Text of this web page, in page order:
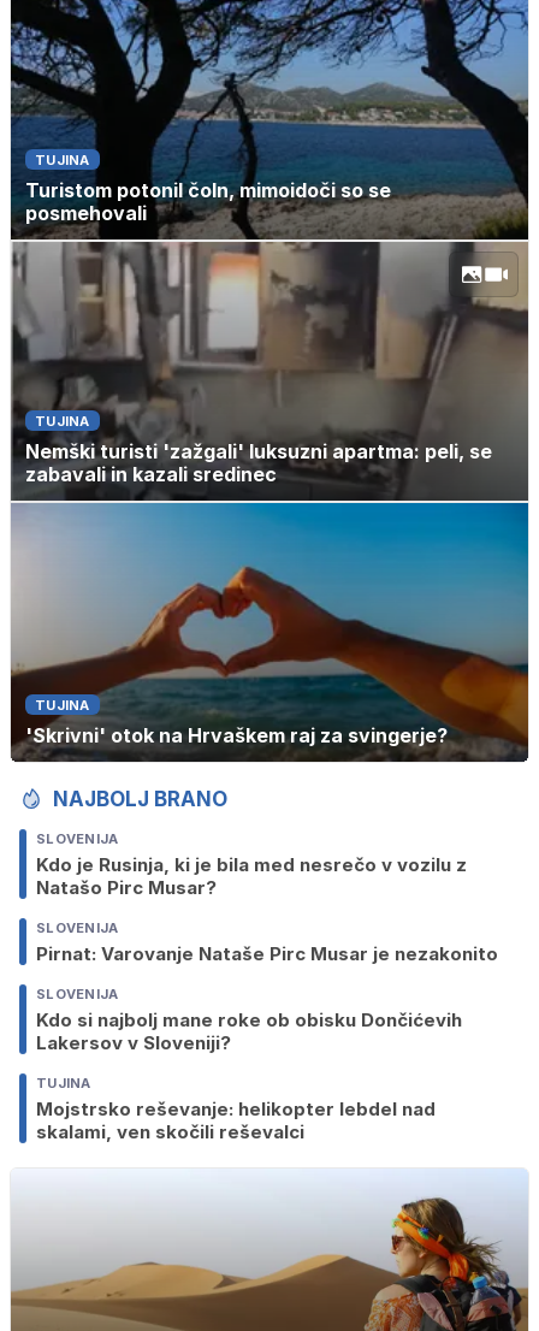
TUJINA
Turistom potonil čoln, mimoidoči so se
posmehovali
TUJINA
Nemški turisti 'zažgali' luksuzni apartma: peli, se
zabavali in kazali sredinec
TUJINA
'Skrivni' otok na Hrvaškem raj za svingerje?
NAJBOLJ BRANO
SLOVENIJA
Kdo je Rusinja, ki je bila med nesrečo v vozilu z
Natašo Pirc Musar?
SLOVENIJA
Pirnat: Varovanje Nataše Pirc Musar je nezakonito
SLOVENIJA
Kdo si najbolj mane roke ob obisku Dončićevih
Lakersov v Sloveniji?
TUJINA
Mojstrsko reševanje: helikopter lebdel nad
skalami, ven skočili reševalci